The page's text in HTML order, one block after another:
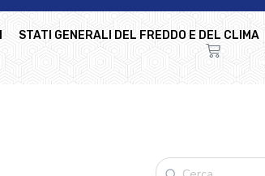
STATI GENERALI DEL FREDDO E DEL CLIMA